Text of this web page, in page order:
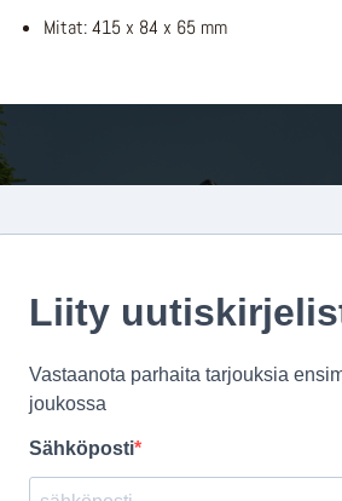
Mitat: 415 x 84 x 65 mm